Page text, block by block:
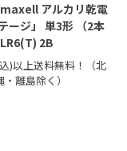
アルカリ乾電
ージ」 単3形 （2本
2B
)以上送料無料！（北
離島除く）